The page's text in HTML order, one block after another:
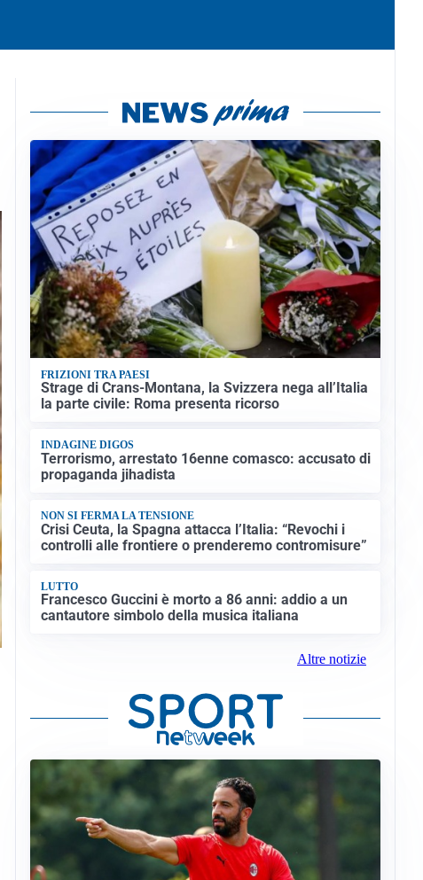
FRIZIONI TRA PAESI
Strage di Crans-Montana, la Svizzera nega all’Italia
la parte civile: Roma presenta ricorso
INDAGINE DIGOS
Terrorismo, arrestato 16enne comasco: accusato di
propaganda jihadista
NON SI FERMA LA TENSIONE
Crisi Ceuta, la Spagna attacca l’Italia: “Revochi i
controlli alle frontiere o prenderemo contromisure”
LUTTO
Francesco Guccini è morto a 86 anni: addio a un
cantautore simbolo della musica italiana
Altre notizie